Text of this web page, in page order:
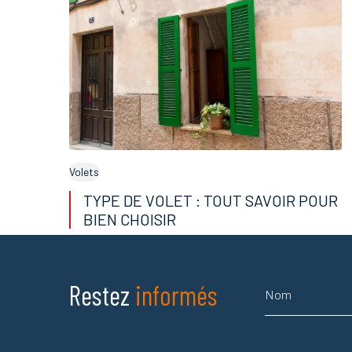
Volets
TYPE DE VOLET : TOUT SAVOIR POUR
BIEN CHOISIR
Restez informés